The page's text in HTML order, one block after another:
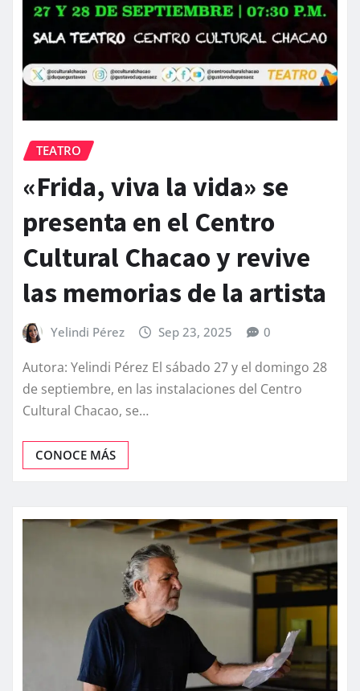
TEATRO
«Frida, viva la vida» se
presenta en el Centro
Cultural Chacao y revive
las memorias de la artista
Yelindi Pérez Sep 23, 2025 0
Autora: Yelindi Pérez El sábado 27 y el domingo 28
de septiembre, en las instalaciones del Centro
Cultural Chacao, se…
CONOCE MÁS